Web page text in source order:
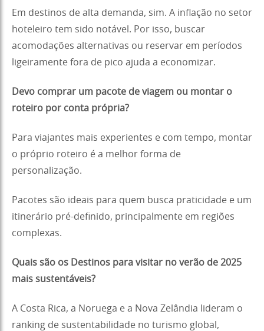
Em destinos de alta demanda, sim. A inflação no setor
hoteleiro tem sido notável. Por isso, buscar
acomodações alternativas ou reservar em períodos
ligeiramente fora de pico ajuda a economizar.
Devo comprar um pacote de viagem ou montar o
roteiro por conta própria?
Para viajantes mais experientes e com tempo, montar
o próprio roteiro é a melhor forma de
personalização.
Pacotes são ideais para quem busca praticidade e um
itinerário pré-definido, principalmente em regiões
complexas.
Quais são os Destinos para visitar no verão de 2025
mais sustentáveis?
A Costa Rica, a Noruega e a Nova Zelândia lideram o
ranking de sustentabilidade no turismo global,